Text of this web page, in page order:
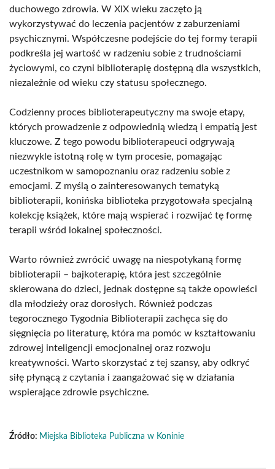
duchowego zdrowia. W XIX wieku zaczęto ją
wykorzystywać do leczenia pacjentów z zaburzeniami
psychicznymi. Współczesne podejście do tej formy terapii
podkreśla jej wartość w radzeniu sobie z trudnościami
życiowymi, co czyni biblioterapię dostępną dla wszystkich,
niezależnie od wieku czy statusu społecznego.
Codzienny proces biblioterapeutyczny ma swoje etapy,
których prowadzenie z odpowiednią wiedzą i empatią jest
kluczowe. Z tego powodu biblioterapeuci odgrywają
niezwykle istotną rolę w tym procesie, pomagając
uczestnikom w samopoznaniu oraz radzeniu sobie z
emocjami. Z myślą o zainteresowanych tematyką
biblioterapii, konińska biblioteka przygotowała specjalną
kolekcję książek, które mają wspierać i rozwijać tę formę
terapii wśród lokalnej społeczności.
Warto również zwrócić uwagę na niespotykaną formę
biblioterapii – bajkoterapię, która jest szczególnie
skierowana do dzieci, jednak dostępne są także opowieści
dla młodzieży oraz dorosłych. Również podczas
tegorocznego Tygodnia Biblioterapii zachęca się do
sięgnięcia po literaturę, która ma pomóc w kształtowaniu
zdrowej inteligencji emocjonalnej oraz rozwoju
kreatywności. Warto skorzystać z tej szansy, aby odkryć
siłę płynącą z czytania i zaangażować się w działania
wspierające zdrowie psychiczne.
Źródło: Miejska Biblioteka Publiczna w Koninie